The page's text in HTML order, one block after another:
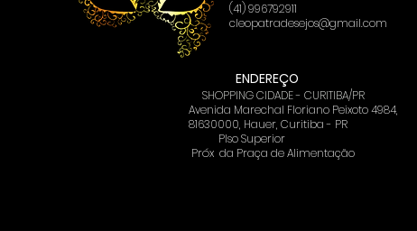
(41) 996792911
cleopatradesejos@gmail.com
ENDEREÇO
SHOPPING CIDADE - CURITIBA/PR
Avenida Marechal Floriano Peixoto 4984,
81630000, Hauer, Curitiba - PR
PIso Superior
Próx da Praça de Alimentação